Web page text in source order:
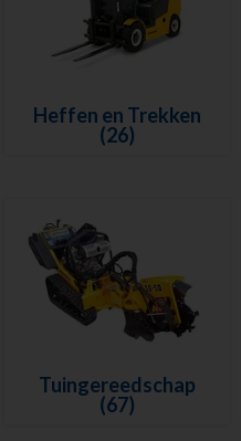
Heffen en Trekken
(26)
Tuingereedschap
(67)